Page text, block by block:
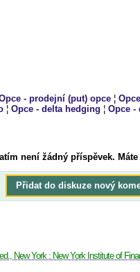
- prodejní (put) opce ¦
¦ Opce - delta hedging ¦ Opce -
není žádný příspěvek.
Přidat do diskuze nový
New York : New York Institute of